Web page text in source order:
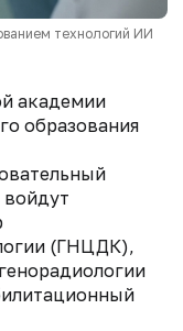
технологий ИИ
академии
образования
войдут
(ГНЦДК),